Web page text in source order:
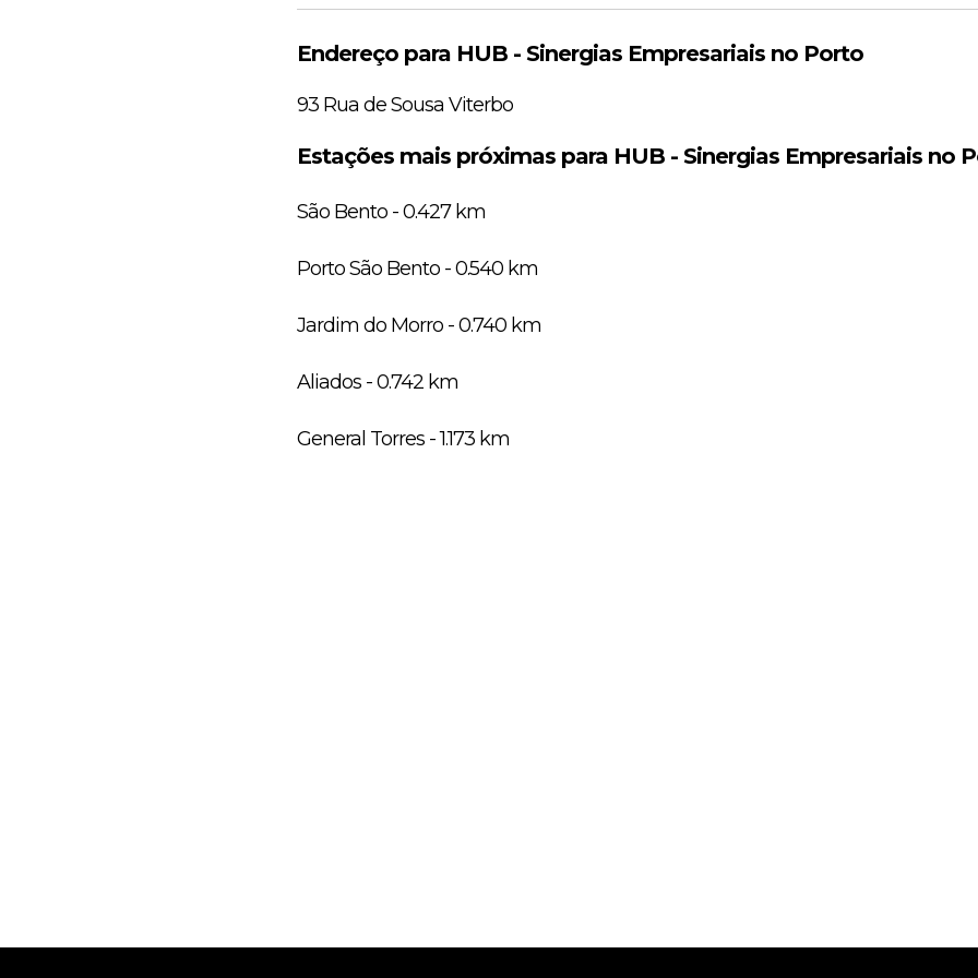
Endereço para HUB - Sinergias Empresariais no Porto
93 Rua de Sousa Viterbo
Estações mais próximas para HUB - Sinergias Empresariais no
São Bento - 0.427 km
Porto São Bento - 0.540 km
Jardim do Morro - 0.740 km
Aliados - 0.742 km
General Torres - 1.173 km